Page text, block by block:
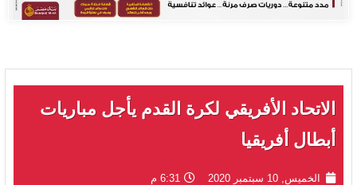
الاتحاد الأفريقي لكرة القدم يأجل مباريات
أبطال أفريقيا
الخميس, 10 سبتمبر 2020 6:31 م